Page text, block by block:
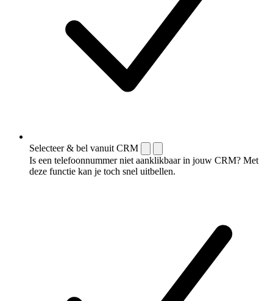
Selecteer & bel vanuit CRM
Is een telefoonnummer niet aanklikbaar in jouw CRM? Met
deze functie kan je toch snel uitbellen.